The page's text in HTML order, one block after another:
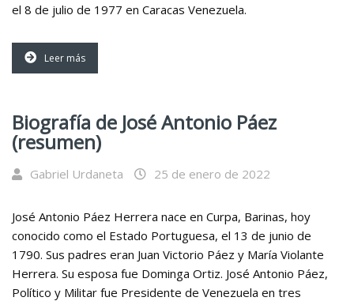
el 8 de julio de 1977 en Caracas Venezuela.
Leer más
Biografía de José Antonio Páez
(resumen)
Gabriel Urdaneta 25 de enero de 2022
José Antonio Páez Herrera nace en Curpa, Barinas, hoy
conocido como el Estado Portuguesa, el 13 de junio de
1790. Sus padres eran Juan Victorio Páez y María Violante
Herrera. Su esposa fue Dominga Ortiz. José Antonio Páez,
Político y Militar fue Presidente de Venezuela en tres